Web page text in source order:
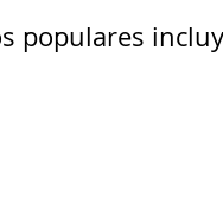
populares